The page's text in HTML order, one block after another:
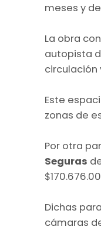
meses y
La obra
autopista
circulación
Este
zonas de
Por otra
Seguras
Dichas
cámaras